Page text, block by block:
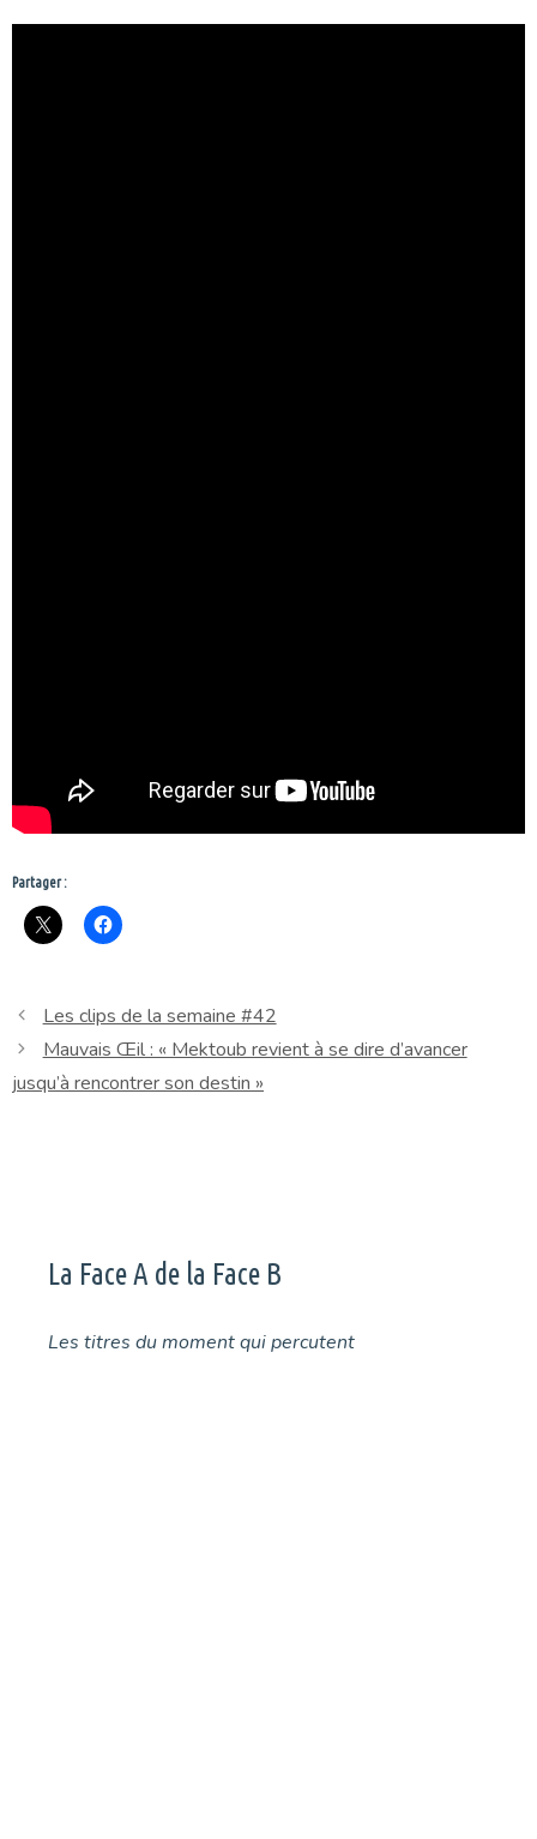
Partager :
Les clips de la semaine #42
Mauvais Œil : « Mektoub revient à se dire d’avancer
jusqu’à rencontrer son destin »
La Face A de la Face B
Les titres du moment qui percutent